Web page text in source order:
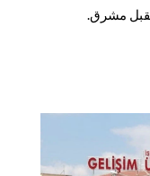
مشرق.